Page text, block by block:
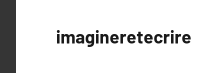
imagineretecrire